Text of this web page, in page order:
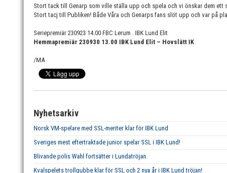
Stort tack till Genarp som ville ställa upp och spela och vi önskar dem ett
Stort tacj till Publiken! Både Våra och Genarps fans slöt upp och var på
Seriepremiär 230923 14.00 FBC Lerum . IBK Lund Elit
Hemmapremiär 230930 13.00 IBK Lund Elit – Hovslätt IK
/MA
Nyhetsarkiv
Norsk VM-spelare med SSL-meriter klar för IBK Lund
Sveriges mest eftertraktade junior spelar SSL i IBK Lund!
Blivande polis Wahl fortsätter i Lundatröjan.
Kvalspelets trollgubbe klar för SSL och 2 nya år i IBK Lund tröjan!